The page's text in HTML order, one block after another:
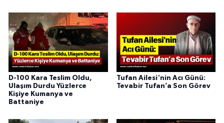
D-100 Kara Teslim Oldu,
Ulaşım Durdu Yüzlerce
Kişiye Kumanya ve
Battaniye
Tufan Ailesi'nin Acı Günü:
Tevabir Tufan’a Son Görev